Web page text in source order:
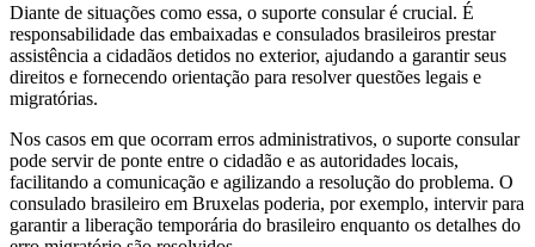
Diante de situações como essa, o suporte consular é crucial. É
responsabilidade das embaixadas e consulados brasileiros prestar
assistência a cidadãos detidos no exterior, ajudando a garantir seus
direitos e fornecendo orientação para resolver questões legais e
migratórias.
Nos casos em que ocorram erros administrativos, o suporte consular
pode servir de ponte entre o cidadão e as autoridades locais,
facilitando a comunicação e agilizando a resolução do problema. O
consulado brasileiro em Bruxelas poderia, por exemplo, intervir para
garantir a liberação temporária do brasileiro enquanto os detalhes do